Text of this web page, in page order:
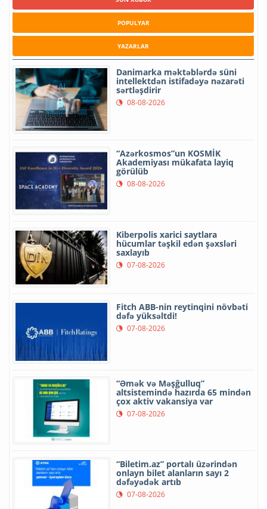
POPULYAR
YAZARLAR
Danimarka məktəblərdə süni
intellektdən istifadəyə nəzarəti
sərtləşdirir
08-08-2026
“Azərkosmos”un KOSMİK
Akademiyası mükafata layiq
görülüb
08-08-2026
Kiberpolis xarici saytlara
hücumlar təşkil edən şəxsləri
saxlayıb
07-08-2026
Fitch ABB-nin reytinqini növbəti
dəfə yüksəltdi!
07-08-2026
“Əmək və Məşğulluq”
altsistemində hazırda 65 mindən
çox aktiv vakansiya var
07-08-2026
“Biletim.az” portalı üzərindən
onlayn bilet alanların sayı 2
dəfəyədək artıb
07-08-2026